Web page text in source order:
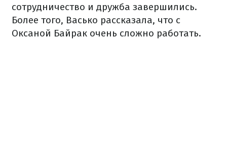
сотрудничество и дружба завершились.
Более того, Васько рассказала, что с
Оксаной Байрак очень сложно работать.